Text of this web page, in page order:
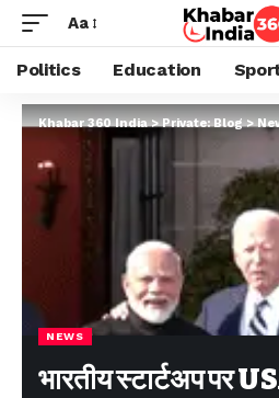
Aa
Politics Education
Khabar 360 India>Private: Blog>
NEWS
भारतीय स्टार्टअप पर